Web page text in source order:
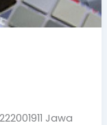
Jawa